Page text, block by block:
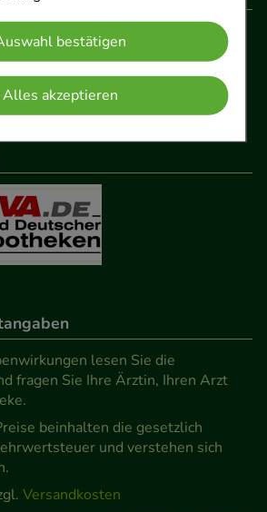
sind (z.B. Navigation,
weshalb auf diese nicht
kann.
werden genutzt um das
ansprechender zu gestalten,
die Wiedererkennung des
Seite an bevorzugte
(z.B. Spracheinstellung)
Cookies ermöglichen es uns
zugeschrittene Inhalte
Hierüber lassen sich
die Art und Weise der Nutzung
mit deren Hilfe wir
für Sie optimieren können,
Website aber auch die
möglichst relevant für Sie
bestätigen
Alles akzeptieren
lesen Sie die
fragen Sie Ihre Ärztin, Ihren Arzt
beinhalten die gesetzlich
und verstehen sich
Versandkosten